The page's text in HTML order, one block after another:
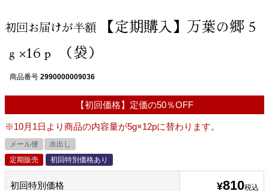
初回お届けが半額
【定期購入】万葉の郷 5
ｇ×16ｐ （袋）
商品番号 2990000009036
【初回価格】定価の50％OFF
※10月1日より商品の内容量が5g×12pに替わります。
メール便
水出し
定期販売
初回特別価格あり
初回特別価格 ¥810税込